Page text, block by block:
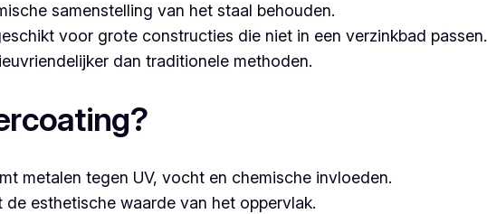
samenstelling van het staal behouden.
voor grote constructies die niet in een verzinkbad passen.
dan traditionele methoden.
metalen tegen UV, vocht en chemische invloeden.
esthetische waarde van het oppervlak.